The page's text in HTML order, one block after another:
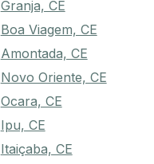
Granja, CE
Boa Viagem, CE
Amontada, CE
Novo Oriente, CE
Ocara, CE
Ipu, CE
Itaiçaba, CE